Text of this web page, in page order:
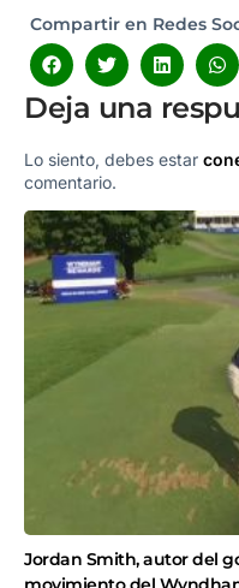
Compartir en Redes
Deja una
Lo siento, debes estar
comentario.
Jordan Smith, autor del